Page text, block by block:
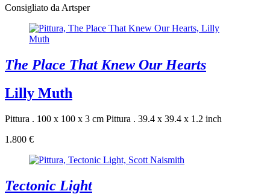
Consigliato da Artsper
The Place That Knew Our Hearts
Lilly Muth
Pittura . 100 x 100 x 3 cm Pittura . 39.4 x 39.4 x 1.2 inch
1.800 €
Tectonic Light